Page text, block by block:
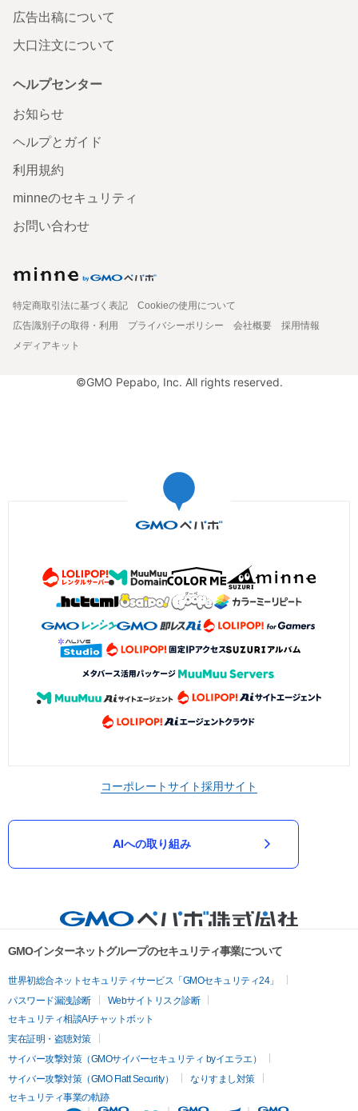
広告出稿について
大口注文について
ヘルプセンター
お知らせ
ヘルプとガイド
利用規約
minneのセキュリティ
お問い合わせ
特定商取引法に基づく表記
Cookieの使用について
広告識別子の取得・利用
プライバシーポリシー 会社概要
採用情報
メディアキット
©GMO Pepabo, Inc. All rights reserved.
コーポレートサイト採用サイト
AIへの取り組み
GMOインターネットグループのセキュリティ事業について
世界初総合ネットセキュリティサービス「GMOセキュリティ24」
パスワード漏洩診断
Webサイトリスク診断
セキュリティ相談AIチャットボット
実在証明・盗聴対策
サイバー攻撃対策（GMOサイバーセキュリティ byイエラエ）
サイバー攻撃対策（GMO Flatt Security）
なりすまし対策
セキュリティ事業の軌跡